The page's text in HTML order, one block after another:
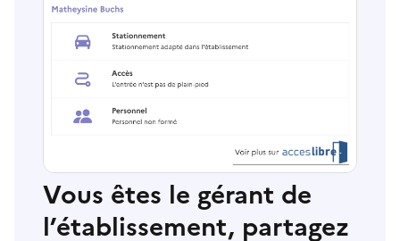
Vous êtes le gérant de
l’établissement, partagez